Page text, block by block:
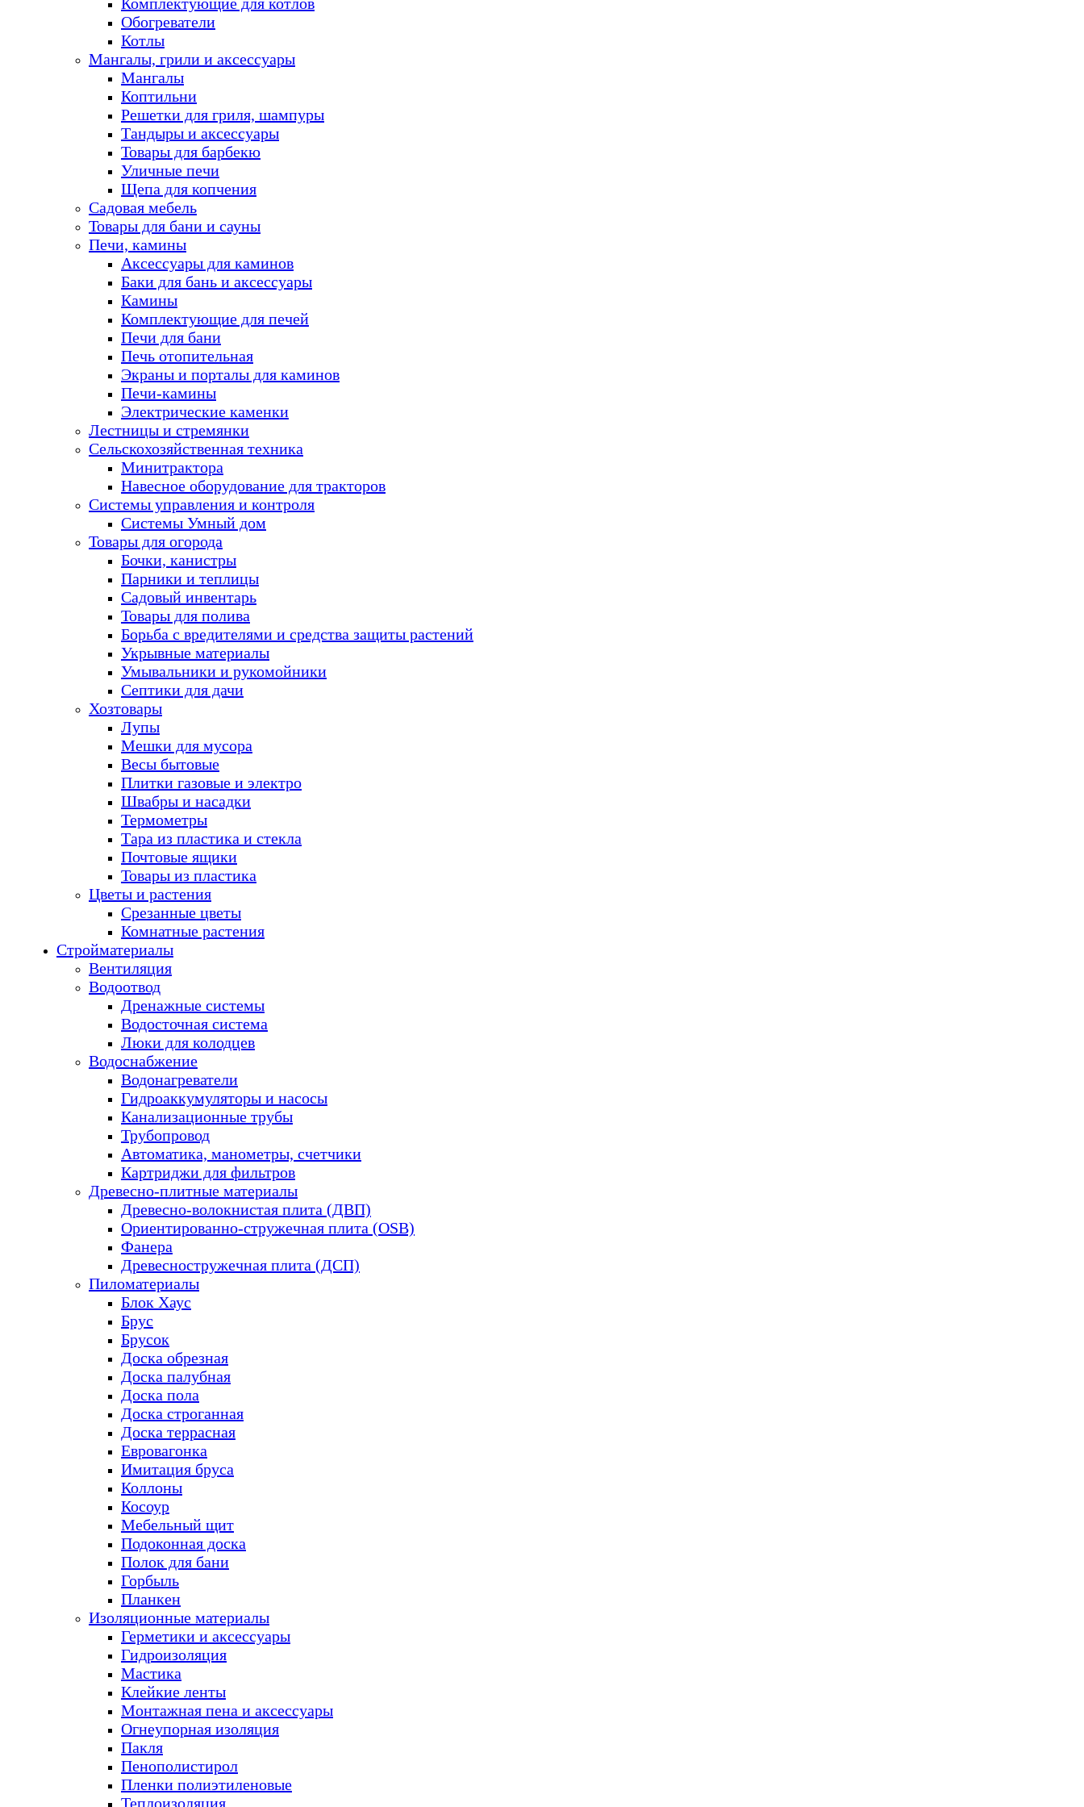
Обогреватели
Котлы
Мангалы, грили и аксессуары
Мангалы
Коптильни
Решетки для гриля, шампуры
Тандыры и аксессуары
Товары для барбекю
Уличные печи
Щепа для копчения
Садовая мебель
Товары для бани и сауны
Печи, камины
Аксессуары для каминов
Баки для бань и аксессуары
Камины
Комплектующие для печей
Печи для бани
Печь отопительная
Экраны и порталы для каминов
Печи-камины
Электрические каменки
Лестницы и стремянки
Сельскохозяйственная техника
Минитрактора
Навесное оборудование для тракторов
Системы управления и контроля
Системы Умный дом
Товары для огорода
Бочки, канистры
Парники и теплицы
Садовый инвентарь
Товары для полива
Борьба с вредителями и средства защиты растений
Укрывные материалы
Умывальники и рукомойники
Септики для дачи
Хозтовары
Лупы
Мешки для мусора
Весы бытовые
Плитки газовые и электро
Швабры и насадки
Термометры
Тара из пластика и стекла
Почтовые ящики
Товары из пластика
Цветы и растения
Срезанные цветы
Комнатные растения
Стройматериалы
Вентиляция
Водоотвод
Дренажные системы
Водосточная система
Люки для колодцев
Водоснабжение
Водонагреватели
Гидроаккумуляторы и насосы
Канализационные трубы
Трубопровод
Автоматика, манометры, счетчики
Картриджи для фильтров
Древесно-плитные материалы
Древесно-волокнистая плита (ДВП)
Ориентированно-стружечная плита (OSB)
Фанера
Древесностружечная плита (ДСП)
Пиломатериалы
Блок Хаус
Брус
Брусок
Доска обрезная
Доска палубная
Доска пола
Доска строганная
Доска террасная
Евровагонка
Имитация бруса
Коллоны
Косоур
Мебельный щит
Подоконная доска
Полок для бани
Горбыль
Планкен
Изоляционные материалы
Герметики и аксессуары
Гидроизоляция
Мастика
Клейкие ленты
Монтажная пена и аксессуары
Огнеупорная изоляция
Пакля
Пенополистирол
Пленки полиэтиленовые
Теплоизоляция